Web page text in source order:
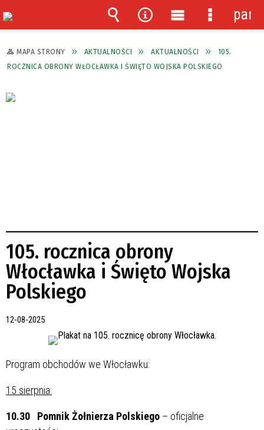
MAPA STRONY AKTUALNOŚCI AKTUALNOŚCI
105.
ROCZNICA OBRONY WŁOCŁAWKA I ŚWIĘTO WOJSKA POLSKIEGO
105. rocznica obrony
Włocławka i Święto Wojska
Polskiego
12-08-2025
Program obchodów we Włocławku:
15 sierpnia:
10.30 Pomnik Żołnierza Polskiego – oficjalne
Wyszukiwarka
Narzędzia
Menu
główne
Menu